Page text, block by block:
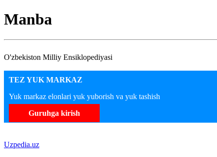
Manba
O'zbekiston Milliy Ensiklopediyasi
TEZ YUK MARKAZ
Yuk markaz elonlari yuk yuborish va yuk tashish
Guruhga kirish
Uzpedia.uz